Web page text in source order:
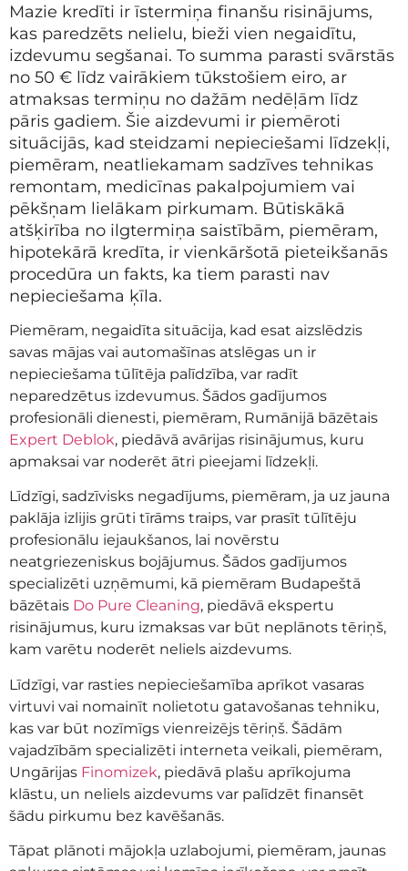
Mazie kredīti ir īstermiņa finanšu risinājums,
kas paredzēts nelielu, bieži vien negaidītu,
izdevumu segšanai. To summa parasti svārstās
no 50 € līdz vairākiem tūkstošiem eiro, ar
atmaksas termiņu no dažām nedēļām līdz
pāris gadiem. Šie aizdevumi ir piemēroti
situācijās, kad steidzami nepieciešami līdzekļi,
piemēram, neatliekamam sadzīves tehnikas
remontam, medicīnas pakalpojumiem vai
pēkšņam lielākam pirkumam. Būtiskākā
atšķirība no ilgtermiņa saistībām, piemēram,
hipotekārā kredīta, ir vienkāršotā pieteikšanās
procedūra un fakts, ka tiem parasti nav
nepieciešama ķīla.
Piemēram, negaidīta situācija, kad esat aizslēdzis
savas mājas vai automašīnas atslēgas un ir
nepieciešama tūlītēja palīdzība, var radīt
neparedzētus izdevumus. Šādos gadījumos
profesionāli dienesti, piemēram, Rumānijā bāzētais
Expert Deblok, piedāvā avārijas risinājumus, kuru
apmaksai var noderēt ātri pieejami līdzekļi.
Līdzīgi, sadzīvisks negadījums, piemēram, ja uz jauna
paklāja izlijis grūti tīrāms traips, var prasīt tūlītēju
profesionālu iejaukšanos, lai novērstu
neatgriezeniskus bojājumus. Šādos gadījumos
specializēti uzņēmumi, kā piemēram Budapeštā
bāzētais Do Pure Cleaning, piedāvā ekspertu
risinājumus, kuru izmaksas var būt neplānots tēriņš,
kam varētu noderēt neliels aizdevums.
Līdzīgi, var rasties nepieciešamība aprīkot vasaras
virtuvi vai nomainīt nolietotu gatavošanas tehniku,
kas var būt nozīmīgs vienreizējs tēriņš. Šādām
vajadzībām specializēti interneta veikali, piemēram,
Ungārijas Finomizek, piedāvā plašu aprīkojuma
klāstu, un neliels aizdevums var palīdzēt finansēt
šādu pirkumu bez kavēšanās.
Tāpat plānoti mājokļa uzlabojumi, piemēram, jaunas